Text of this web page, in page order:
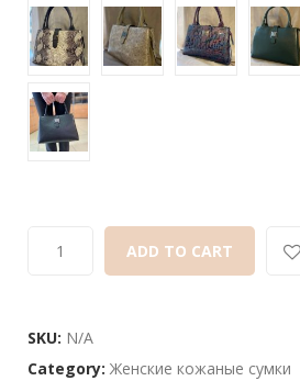
on
customer
ADD TO CART
SKU: N/A
Category: Женские кожаные сумки